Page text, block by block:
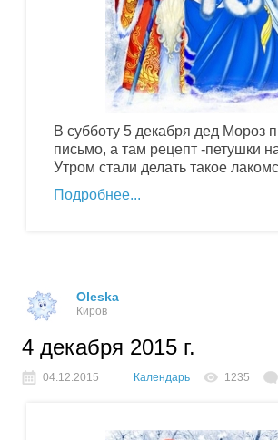
В субботу 5 декабря дед Мороз
письмо, а там рецепт -петушки
Утром стали делать такое
Подробнее
Oleska
Киров
4 декабря 2015 г.
04.12.2015 Календарь 1235